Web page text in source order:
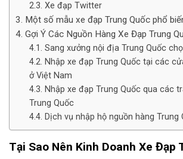
Xe đạp Twitter
Một số mẫu xe đạp Trung Quốc phổ
Gợi Ý Các Nguồn Hàng Xe Đạp Trung
Sang xưởng nội địa Trung Quốc
Nhập xe đạp Trung Quốc tại các
ở Việt Nam
Nhập xe đạp Trung Quốc qua các
Trung Quốc
Dịch vụ nhập hộ nguồn hàng Trung
Tại Sao Nên Kinh Doanh Xe Đạp